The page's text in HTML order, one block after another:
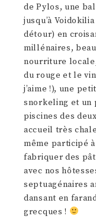
de Pylos, une
jusqu’à
détour) en
millénaires,
nourriture
du rouge et le
j’aime !), une
snorkeling et un
piscines des
accueil très
même participé
fabriquer des
avec nos
septuagénaires
dansant en
grecques !